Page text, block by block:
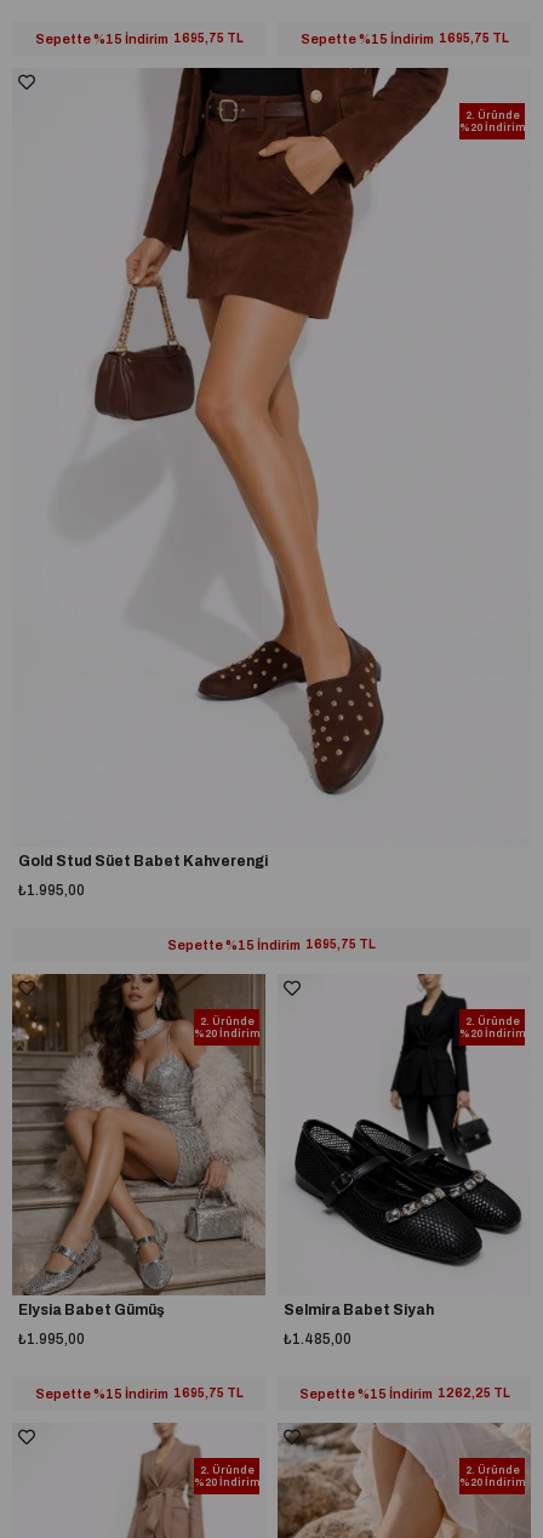
Sepette %15 İndirim 1695,75 TL Sepette %15 İndirim 1695,75 TL
2. Üründe
%20 İndirim
Gold Stud Süet Babet Kahverengi
₺1.995,00
Sepette %15 İndirim 1695,75 TL
2. Üründe
%20 İndirim
Elysia Babet Gümüş
₺1.995,00
Sepette %15 İndirim 1695,75 TL
2. Üründe
%20 İndirim
Selmira Babet Siyah
₺1.485,00
Sepette %15 İndirim 1262,25 TL
2. Üründe
%20 İndirim
2. Üründe
%20 İndirim